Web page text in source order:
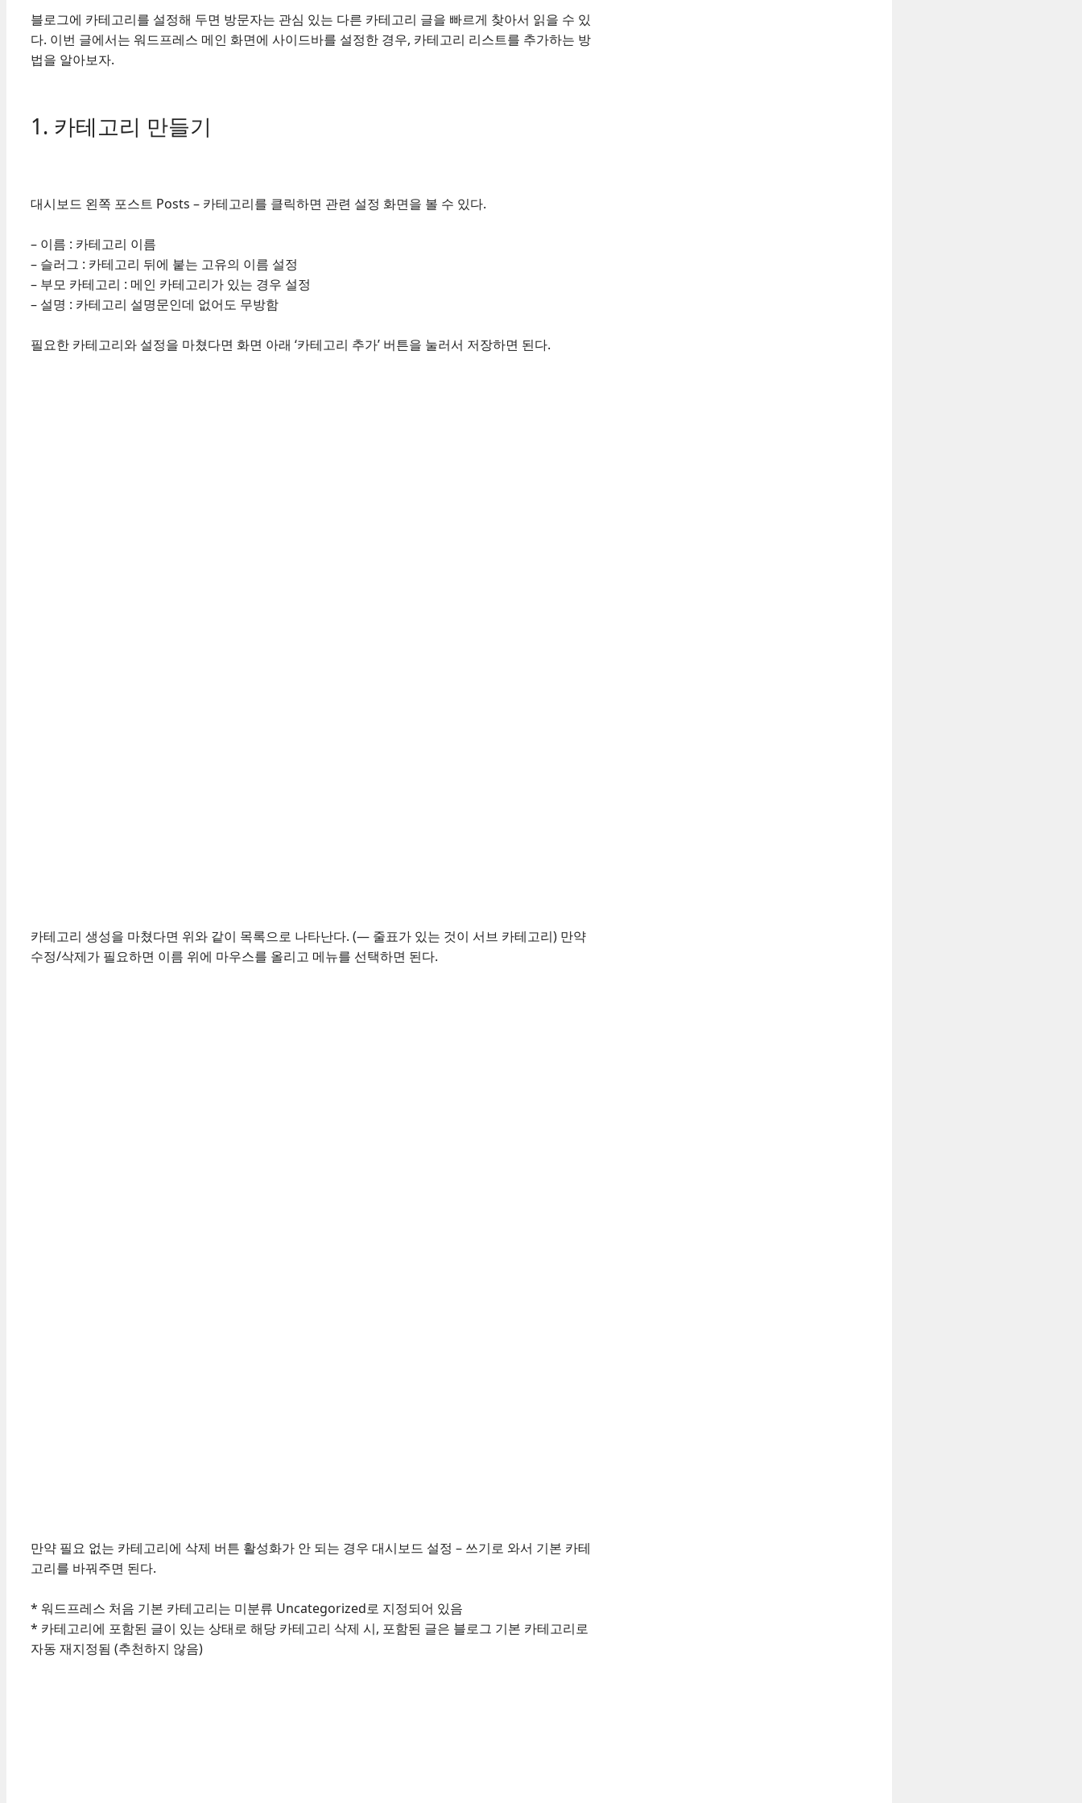
블로그에 카테고리를 설정해 두면 방문자는 관심 있는 다른 카테고리 글을 빠르게 찾아서 읽을 수 있
다. 이번 글에서는 워드프레스 메인 화면에 사이드바를 설정한 경우, 카테고리 리스트를 추가하는 방
법을 알아보자.
1. 카테고리 만들기
대시보드 왼쪽 포스트 Posts – 카테고리를 클릭하면 관련 설정 화면을 볼 수 있다.
– 이름 : 카테고리 이름
– 슬러그 : 카테고리 뒤에 붙는 고유의 이름 설정
– 부모 카테고리 : 메인 카테고리가 있는 경우 설정
– 설명 : 카테고리 설명문인데 없어도 무방함
필요한 카테고리와 설정을 마쳤다면 화면 아래 ‘카테고리 추가’ 버튼을 눌러서 저장하면 된다.
카테고리 생성을 마쳤다면 위와 같이 목록으로 나타난다. (— 줄표가 있는 것이 서브 카테고리) 만약
수정/삭제가 필요하면 이름 위에 마우스를 올리고 메뉴를 선택하면 된다.
만약 필요 없는 카테고리에 삭제 버튼 활성화가 안 되는 경우 대시보드 설정 – 쓰기로 와서 기본 카테
고리를 바꿔주면 된다.
* 워드프레스 처음 기본 카테고리는 미분류 Uncategorized로 지정되어 있음
* 카테고리에 포함된 글이 있는 상태로 해당 카테고리 삭제 시, 포함된 글은 블로그 기본 카테고리로
자동 재지정됨 (추천하지 않음)